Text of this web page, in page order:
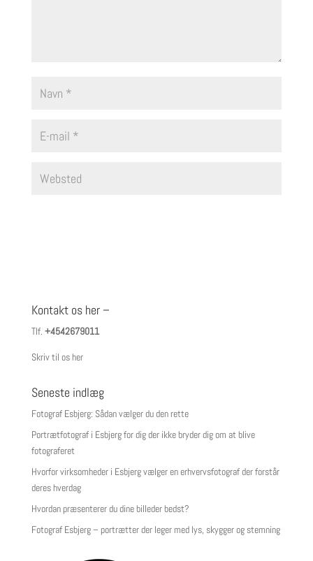
Kontakt os her –
Tlf. +4542679011
Skriv til os her
Seneste indlæg
Fotograf Esbjerg: Sådan vælger du den rette
Portrætfotograf i Esbjerg for dig der ikke bryder dig om at blive
fotograferet
Hvorfor virksomheder i Esbjerg vælger en erhvervsfotograf der forstår
deres hverdag
Hvordan præsenterer du dine billeder bedst?
Fotograf Esbjerg – portrætter der leger med lys, skygger og stemning